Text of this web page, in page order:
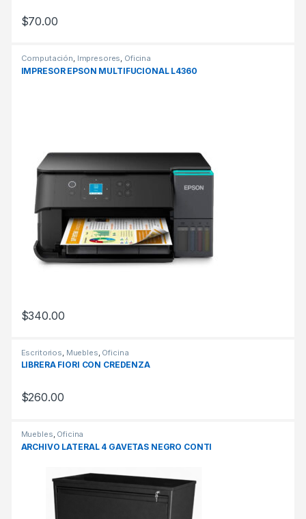
$70.00
Computación, Impresores, Oficina
IMPRESOR EPSON MULTIFUCIONAL L4360
$340.00
Escritorios Muebles Oficina
LIBRERA FIORI CON CREDENZA
$260.00
Muebles, Oficina
ARCHIVO LATERAL 4 GAVETAS NEGRO CONTI